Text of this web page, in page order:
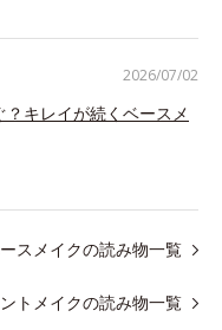
キレイが続くベースメ
2026/07/02
スメイクの読み物一覧
トメイクの読み物一覧